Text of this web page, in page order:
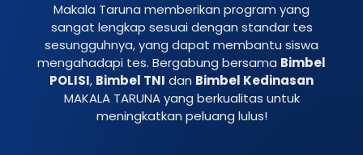
Makala Taruna memberikan program yang
sangat lengkap sesuai dengan standar tes
sesungguhnya, yang dapat membantu siswa
mengahadapi tes. Bergabung bersama Bimbel
POLISI, Bimbel TNI dan Bimbel Kedinasan
MAKALA TARUNA yang berkualitas untuk
meningkatkan peluang lulus!